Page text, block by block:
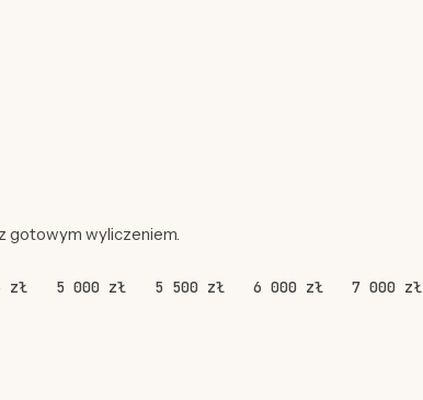
gotowym wyliczeniem.
zł 5 000 zł 5 500 zł 6 000 zł 7 000 zł